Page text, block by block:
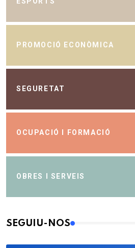
PROMOCIÓ ECONÒMICA
SEGURETAT
OCUPACIÓ I FORMACIÓ
OBRES I SERVEIS
SEGUIU-NOS